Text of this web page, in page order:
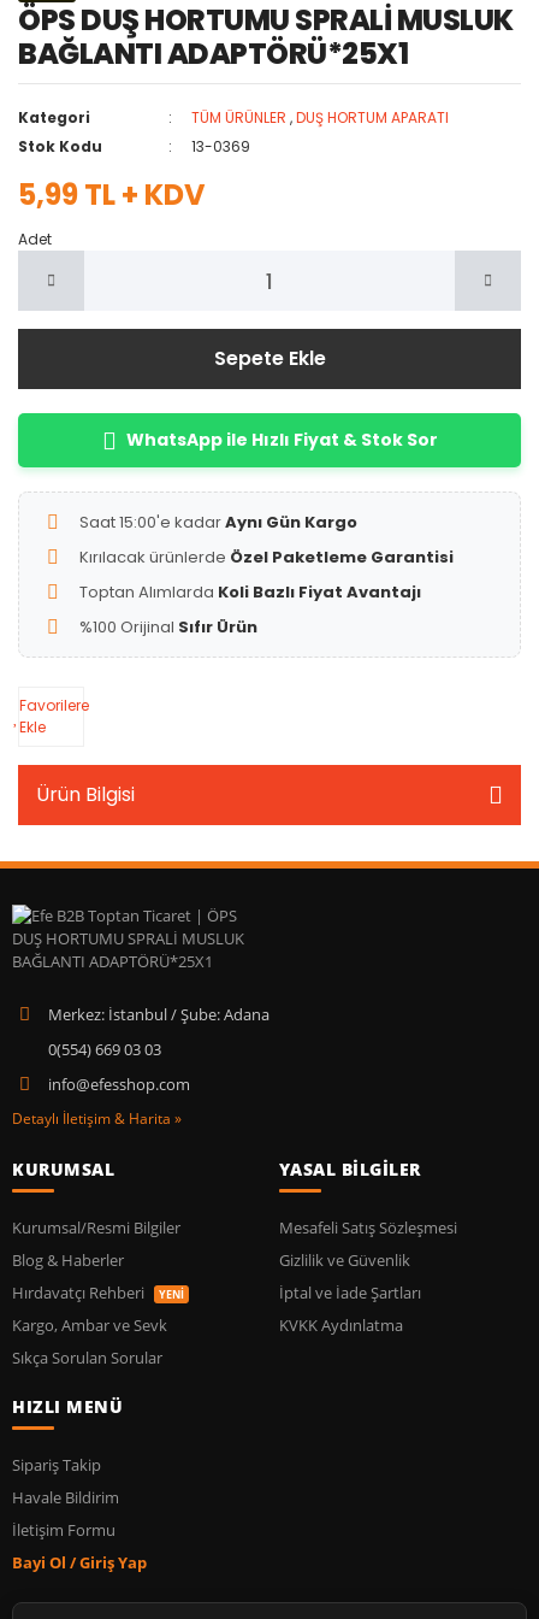
ÖPS DUŞ HORTUMU SPRALİ MUSLUK
BAĞLANTI ADAPTÖRÜ*25X1
Kategori TÜM ÜRÜNLER ,DUŞ HORTUM APARATI
Stok Kodu
13-0369
5,99 TL + KDV
Adet
Sepete Ekle
WhatsApp ile Hızlı Fiyat & Stok Sor
Saat 15:00'e kadarAynı Gün Kargo
Kırılacak ürünlerde Özel Paketleme Garantisi
Toptan Alımlarda Koli Bazlı Fiyat Avantajı
%100 Orijinal Sıfır Ürün
Favorilere
Ekle
Ürün Bilgisi
Merkez: İstanbul / Şube: Adana
0(554) 669 03 03
info@efesshop.com
Detaylı İletişim & Harita »
KURUMSAL
Kurumsal/Resmi Bilgiler
Blog & Haberler
Hırdavatçı Rehberi
YENİ
Kargo, Ambar ve Sevk
Sıkça Sorulan Sorular
YASAL BİLGİLER
Mesafeli Satış Sözleşmesi
Gizlilik ve Güvenlik
İptal ve İade Şartları
KVKK Aydınlatma
HIZLI MENÜ
Sipariş Takip
Havale Bildirim
İletişim Formu
Bayi Ol / Giriş Yap